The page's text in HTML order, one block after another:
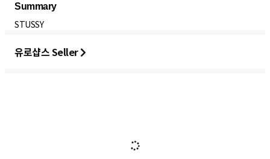
Summary
STUSSY
유로샵스 Seller